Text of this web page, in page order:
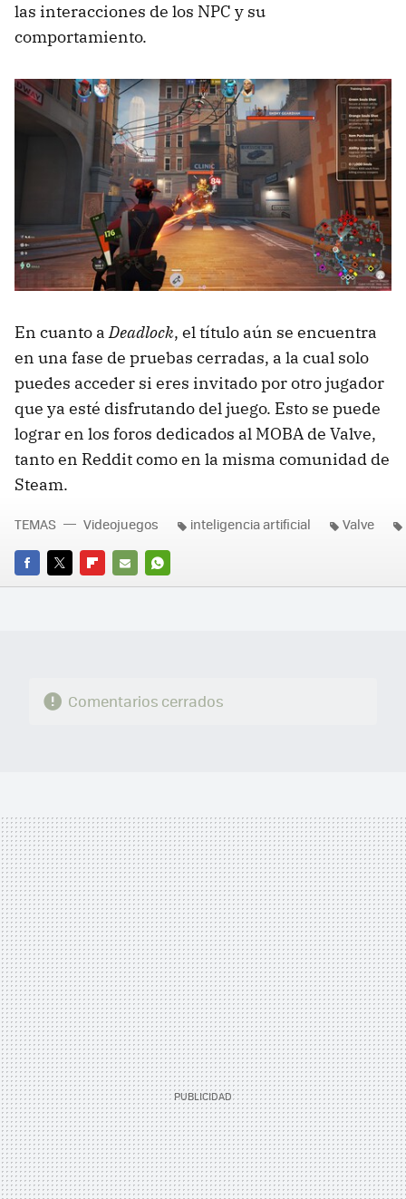
las interacciones de los NPC y su
comportamiento.
En cuanto aDeadlock, el título aún se encuentra
en una fase de pruebas cerradas, a la cual solo
puedes acceder si eres invitado por otro jugador
que ya esté disfrutando del juego. Esto se puede
lograr en los foros dedicados al MOBA de Valve,
tanto en Reddit como en la misma comunidad de
Steam.
FACEBOOK
TWITTERFLIPBOARD
E-
WHATSAPP
TEMAS Videojuegos inteligencia artificial Valve
Comentarios cerrados